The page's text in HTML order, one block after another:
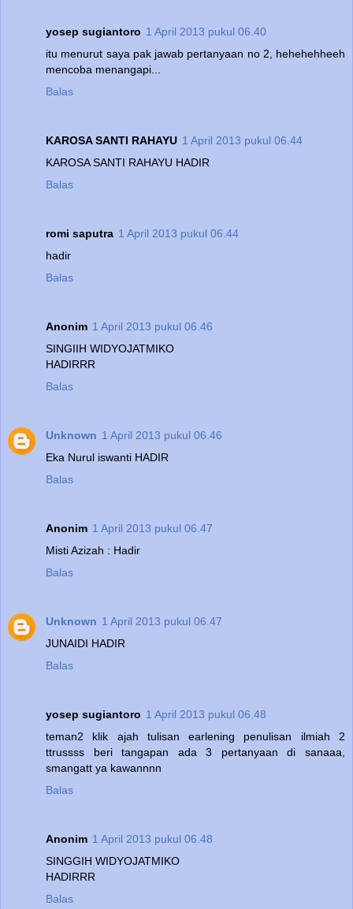
yosep sugiantoro 1 April 2013 pukul 06.40
itu menurut saya pak jawab pertanyaan no 2, hehehehheeh
mencoba menangapi...
Balas
KAROSA SANTI RAHAYU 1 April 2013 pukul 06.44
KAROSA SANTI RAHAYU HADIR
Balas
romi saputra 1 April 2013 pukul 06.44
hadir
Balas
Anonim 1 April 2013 pukul 06.46
SINGIIH WIDYOJATMIKO
HADIRRR
Balas
Unknown 1 April 2013 pukul 06.46
Eka Nurul iswanti HADIR
Balas
Anonim 1 April 2013 pukul 06.47
Misti Azizah : Hadir
Balas
Unknown 1 April 2013 pukul 06.47
JUNAIDI HADIR
Balas
yosep sugiantoro 1 April 2013 pukul 06.48
teman2 klik ajah tulisan earlening penulisan ilmiah 2
ttrussss beri tangapan ada 3 pertanyaan di sanaaa,
smangatt ya kawannnn
Balas
Anonim 1 April 2013 pukul 06.48
SINGGIH WIDYOJATMIKO
HADIRRR
Balas